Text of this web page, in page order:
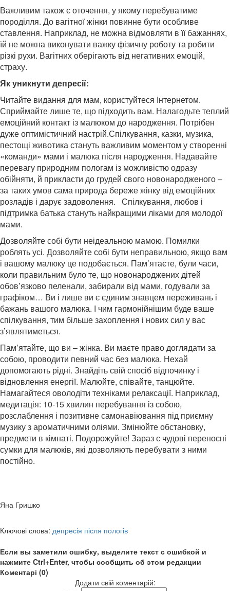
Важливим також є оточення, у якому перебуватиме
породілля. До вагітної жінки повинне бути особливе
ставлення. Наприклад, не можна відмовляти в її бажаннях,
їй не можна виконувати важку фізичну роботу та робити
різкі рухи. Вагітних оберігають від негативних емоцій,
страху.
Як уникнути депресії:
Читайте видання для мам, користуйтеся Інтернетом.
Сприймайте лише те, що підходить вам. Налагодьте теплий
емоційний контакт із малюком до народження. Потрібен
дуже оптимістичний настрій.Спілкування, казки, музика,
пестощі животика стануть важливим моментом у створенні
«команди» мами і малюка після народження. Надавайте
перевагу природним пологам із можливістю одразу
обійняти, й прикласти до грудей свого новонародженого –
за таких умов сама природа береже жінку від емоційних
розладів і дарує задоволення. Спілкування, любов і
підтримка батька стануть найкращими ліками для молодої
мами.
Дозволяйте собі бути неідеальною мамою. Помилки
роблять усі. Дозволяйте собі бути неправильною, якщо вам
і вашому малюку це подобається. Пам’ятаєте, були часи,
коли правильним було те, що новонароджених дітей
обов’язково пеленали, забирали від мами, годували за
графіком… Ви і лише ви є єдиним знавцем переживань і
бажань вашого малюка. І чим гармонійнішим буде ваше
спілкування, тим більше захоплення і нових сил у вас
з’являтиметься.
Пам’ятайте, що ви – жінка. Ви маєте право доглядати за
собою, проводити певний час без малюка. Нехай
допомогають рідні. Знайдіть свій спосіб відпочинку і
відновлення енергії. Малюйте, співайте, танцюйте.
Намагайтеся оволодіти техніками релаксації. Наприклад,
медитація: 10-15 хвилин перебування із собою,
розслаблення і позитивне самонавіювання під приємну
музику з ароматичними оліями. Змінюйте обстановку,
предмети в кімнаті. Подорожуйте! Зараз є чудові переносні
сумки для малюків, які дозволяють перебувати з ними
постійно.
Яна Гришко
Ключові слова: депресія після пологів
Если вы заметили ошибку, выделите текст с ошибкой и
нажмите Ctrl+Enter, чтобы сообщить об этом редакции
Коментарі (0)
Додати свій коментарій: